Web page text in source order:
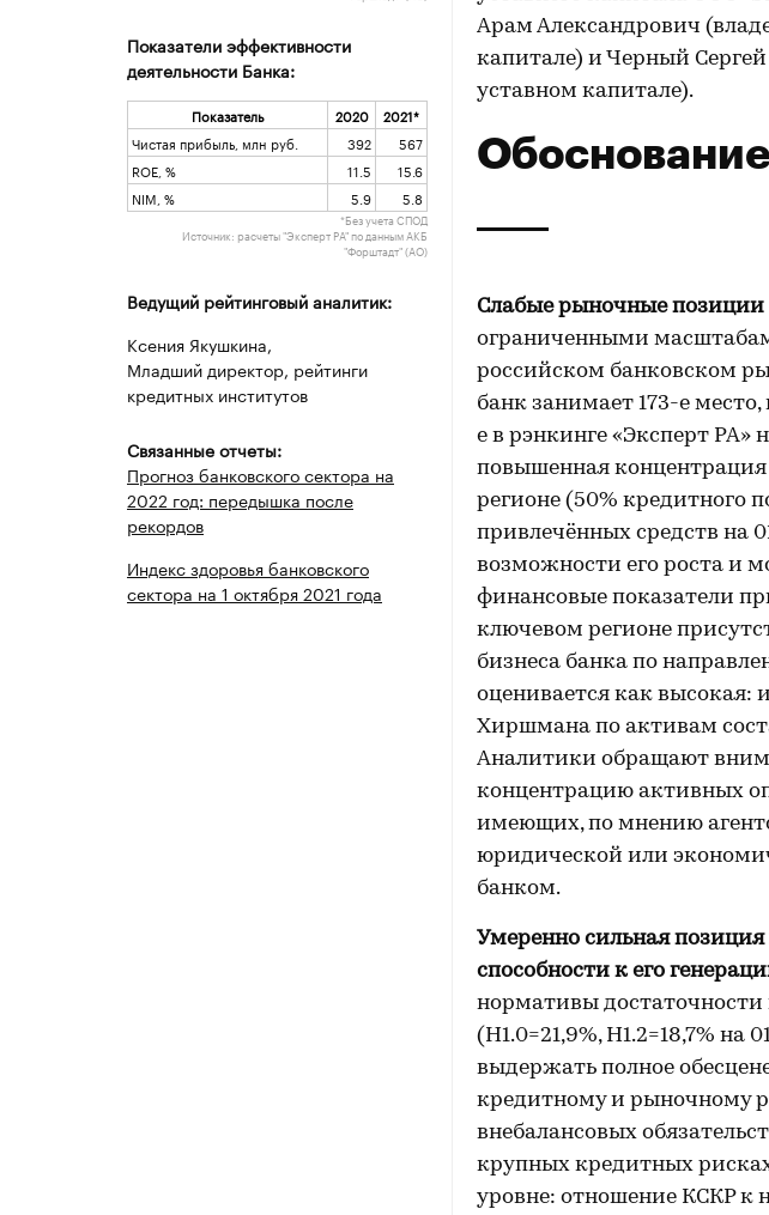
Показатели эффективности
деятельности Банка:
Показатель 2020
2021*
Чистая прибыль, млн руб.
392
567
ROE, %
11.5
15.6
NIM, %
5.9 5.8
*Без учета СПОД
Источник: расчеты "Эксперт РА" по данным АКБ
"Форштадт" (АО)
Ведущий рейтинговый аналитик:
Ксения Якушкина,
Младший директор, рейтинги
кредитных институтов
Связанные отчеты:
Прогноз банковского сектора на
2022 год: передышка после
рекордов
Индекс здоровья банковского
сектора на 1 октября 2021 года
Арам Александрович
капитале) и Черный Сергей
уставном капитале).
Слабые рыночные позиции
ограниченными
российском банковском
банк занимает 173-е
е в рэнкинге «Эксперт РА»
повышенная
регионе (50% кредитного
привлечённых средств на
возможности его роста и
финансовые показатели
ключевом регионе
бизнеса банка по
оценивается как высокая:
Хиршмана по активам
Аналитики обращают
концентрацию активных
имеющих, по мнению
юридической или
банком.
Умеренно сильная
способности к его
нормативы
(Н1.0=21,9%, Н1.2=18,7% на
выдержать полное
кредитному и рыночному
внебалансовых
крупных кредитных
уровне: отношение КСКР к